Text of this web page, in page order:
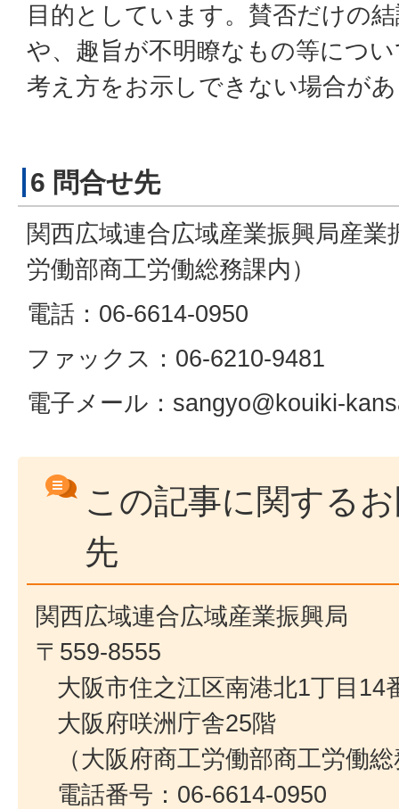
目的としています。賛否だけの
や、趣旨が不明瞭なもの等につ
考え方をお示しできない場合が
6 問合せ先
関西広域連合広域産業振興局産
労働部商工労働総務課内）
電話：06-6614-0950
ファックス：06-6210-9481
電子メール：sangyo@kouiki-
この記事に関する
先
関西広域連合広域産業振興局
〒559-8555
大阪市住之江区南港北1丁目14
大阪府咲洲庁舎25階
（大阪府商工労働部商工労働総
電話番号：06-6614-0950